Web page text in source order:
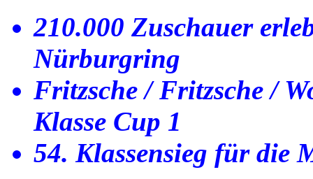
210.000 Zuschauer
Nürburgring
Fritzsche / Fritzsche /
Klasse Cup 1
54. Klassensieg für die